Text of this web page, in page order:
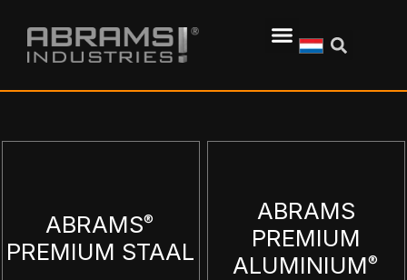
ABRAMS®
PREMIUM STAAL
ABRAMS
PREMIUM
ALUMINIUM®